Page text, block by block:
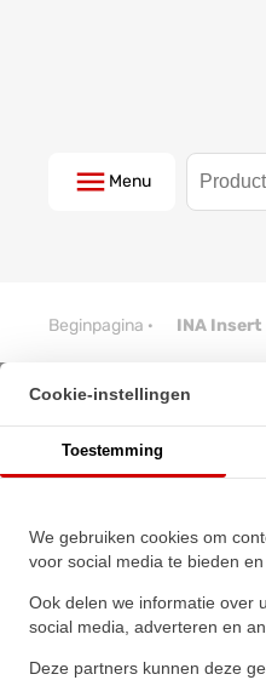
Menu
Beginpagina · INA Insert
Cookie-instellingen
Toestemming
We gebruiken cookies om
voor social media te bieden
Ook delen we informatie over
social media, adverteren en
Deze partners kunnen deze
INA Insert
★★★★★
★★★★★